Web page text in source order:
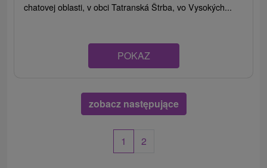
chatovej oblasti, v obci Tatranská Štrba, vo Vysokých...
POKAZ
zobacz następujące
1 2